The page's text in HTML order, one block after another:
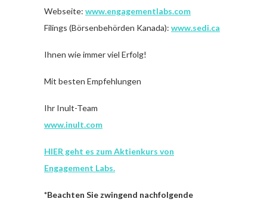
Webseite: www.engagementlabs.com
Filings (Börsenbehörden Kanada): www.sedi.ca
Ihnen wie immer viel Erfolg!
Mit besten Empfehlungen
Ihr Inult-Team
www.inult.com
HIER geht es zum Aktienkurs von
Engagement Labs.
*Beachten Sie zwingend nachfolgende